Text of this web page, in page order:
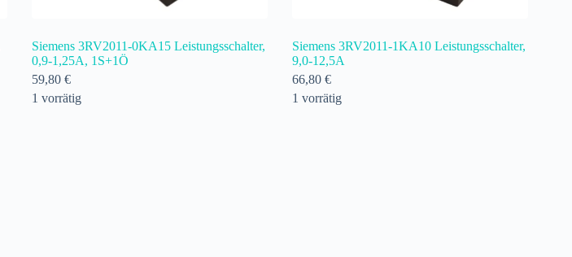
Siemens 3RV2011-0KA15 Leistungsschalter,
0,9-1,25A, 1S+1Ö
59,80 €
1 vorrätig
Siemens 3RV2011-1KA10 Leistungsschalter,
9,0-12,5A
66,80 €
1 vorrätig